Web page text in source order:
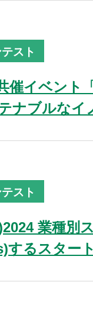
スト
催イベント
ナブルなイ
スト
業種別
するスター